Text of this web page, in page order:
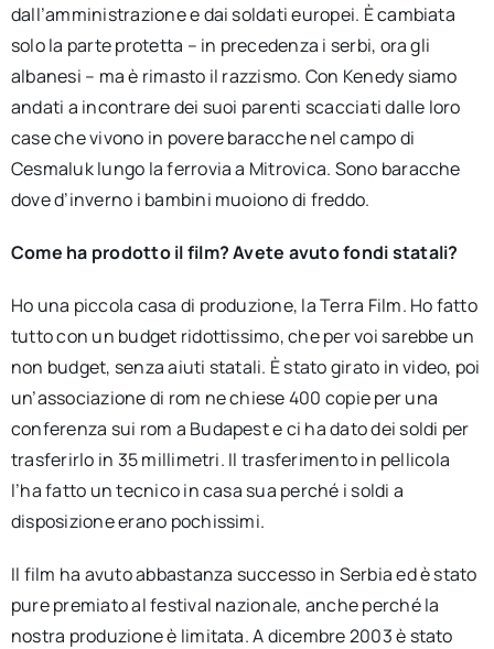
dall’amministrazione e dai soldati europei. È cambiata
solo la parte protetta – in precedenza i serbi, ora gli
albanesi – ma è rimasto il razzismo. Con Kenedy siamo
andati a incontrare dei suoi parenti scacciati dalle loro
case che vivono in povere baracche nel campo di
Cesmaluk lungo la ferrovia a Mitrovica. Sono baracche
dove d’inverno i bambini muoiono di freddo.
Come ha prodotto il film? Avete avuto fondi statali?
Ho una piccola casa di produzione, la Terra Film. Ho fatto
tutto con un budget ridottissimo, che per voi sarebbe un
non budget, senza aiuti statali. È stato girato in video, poi
un’associazione di rom ne chiese 400 copie per una
conferenza sui rom a Budapest e ci ha dato dei soldi per
trasferirlo in 35 millimetri. Il trasferimento in pellicola
l’ha fatto un tecnico in casa sua perché i soldi a
disposizione erano pochissimi.
Il film ha avuto abbastanza successo in Serbia ed è stato
pure premiato al festival nazionale, anche perché la
nostra produzione è limitata. A dicembre 2003 è stato